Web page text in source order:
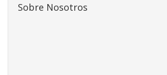
Sobre Nosotros